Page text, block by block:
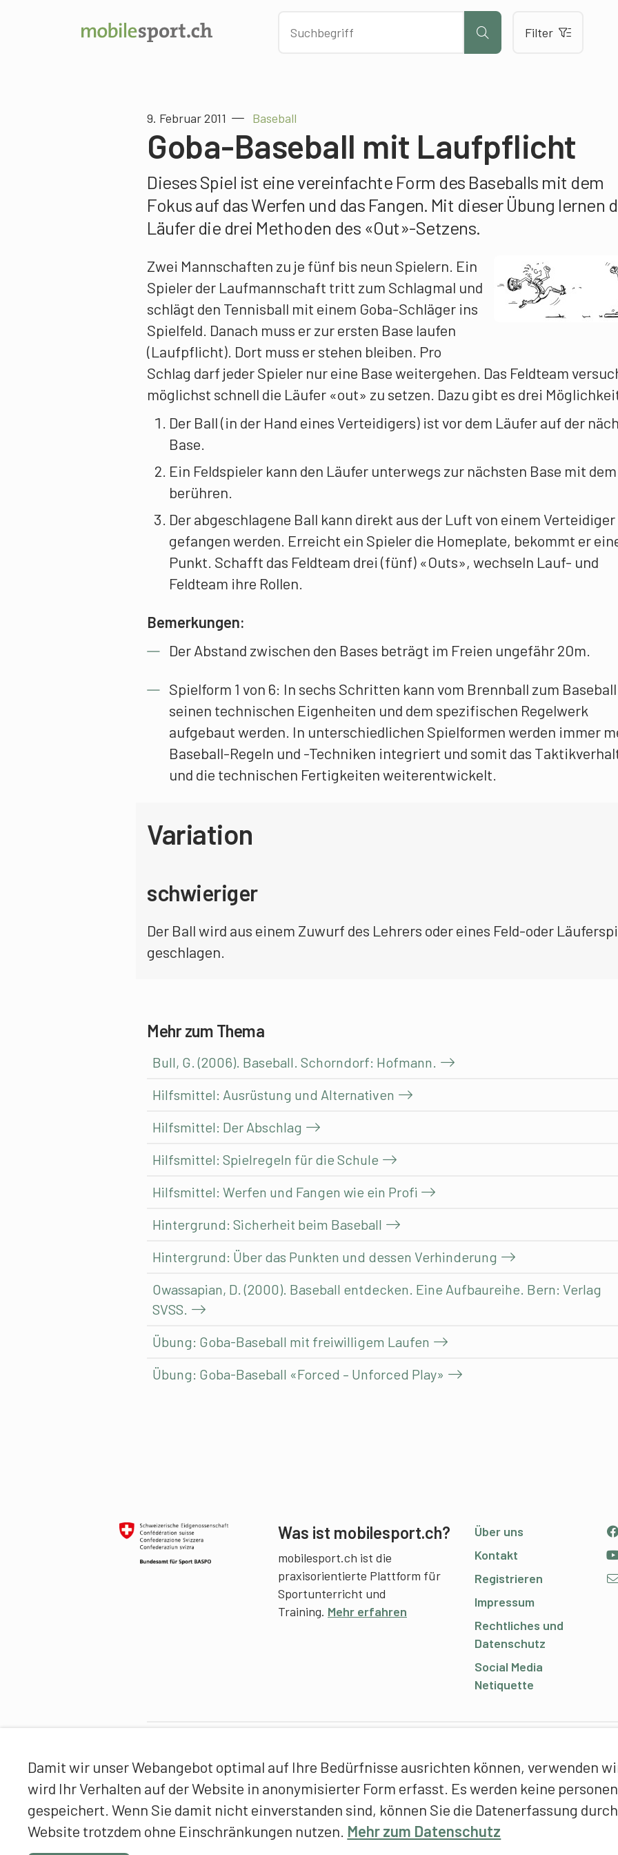
Damit wir unser Webangebot optimal auf Ihre Bedürfnisse ausrichten können, verwenden
wird Ihr Verhalten auf der Website in anonymisierter Form erfasst. Es werden keine
gespeichert. Wenn Sie damit nicht einverstanden sind, können Sie die Datenerfassung
Website trotzdem ohne Einschränkungen nutzen. Mehr zum Datenschutz
Filter
9. Februar 2011 Baseball
Goba-Baseball mit Laufpflicht
Dieses Spiel ist eine vereinfachte Form des Baseballs mit dem
Fokus auf das Werfen und das Fangen. Mit dieser Übung lernen
Läufer die drei Methoden des «Out»-Setzens.
Zwei Mannschaften zu je fünf bis neun Spielern. Ein
Spieler der Laufmannschaft tritt zum Schlagmal und
schlägt den Tennisball mit einem Goba-Schläger ins
Spielfeld. Danach muss er zur ersten Base laufen
(Laufpflicht). Dort muss er stehen bleiben. Pro
Schlag darf jeder Spieler nur eine Base weitergehen. Das Feldteam
möglichst schnell die Läufer «out» zu setzen. Dazu gibt es drei
Der Ball (in der Hand eines Verteidigers) ist vor dem Läufer auf der
Base.
Ein Feldspieler kann den Läufer unterwegs zur nächsten Base mit
berühren.
Der abgeschlagene Ball kann direkt aus der Luft von einem Verteidiger
gefangen werden. Erreicht ein Spieler die Homeplate, bekommt er
Punkt. Schafft das Feldteam drei (fünf) «Outs», wechseln Lauf- und
Feldteam ihre Rollen.
Bemerkungen:
Der Abstand zwischen den Bases beträgt im Freien ungefähr 20m.
Spielform 1 von 6: In sechs Schritten kann vom Brennball zum
seinen technischen Eigenheiten und dem spezifischen Regelwerk
aufgebaut werden. In unterschiedlichen Spielformen werden immer
Baseball-Regeln und -Techniken integriert und somit das
und die technischen Fertigkeiten weiterentwickelt.
Variation
schwieriger
Der Ball wird aus einem Zuwurf des Lehrers oder eines Feld-oder
geschlagen.
Mehr zum Thema
Bull, G. (2006). Baseball. Schorndorf: Hofmann.
Hilfsmittel: Ausrüstung und Alternativen
Hilfsmittel: Der Abschlag
Hilfsmittel: Spielregeln für die Schule
Hilfsmittel: Werfen und Fangen wie ein Profi
Hintergrund: Sicherheit beim Baseball
Hintergrund: Über das Punkten und dessen Verhinderung
Owassapian, D. (2000). Baseball entdecken. Eine Aufbaureihe. Bern: Verlag
SVSS.
Übung: Goba-Baseball mit freiwilligem Laufen
Übung: Goba-Baseball «Forced – Unforced Play»
Was ist mobilesport.ch?
mobilesport.ch ist die
praxisorientierte Plattform für
Sportunterricht und
Training. Mehr erfahren
Über uns
Kontakt
Registrieren
Impressum
Rechtliches und
Datenschutz
Social Media
Netiquette